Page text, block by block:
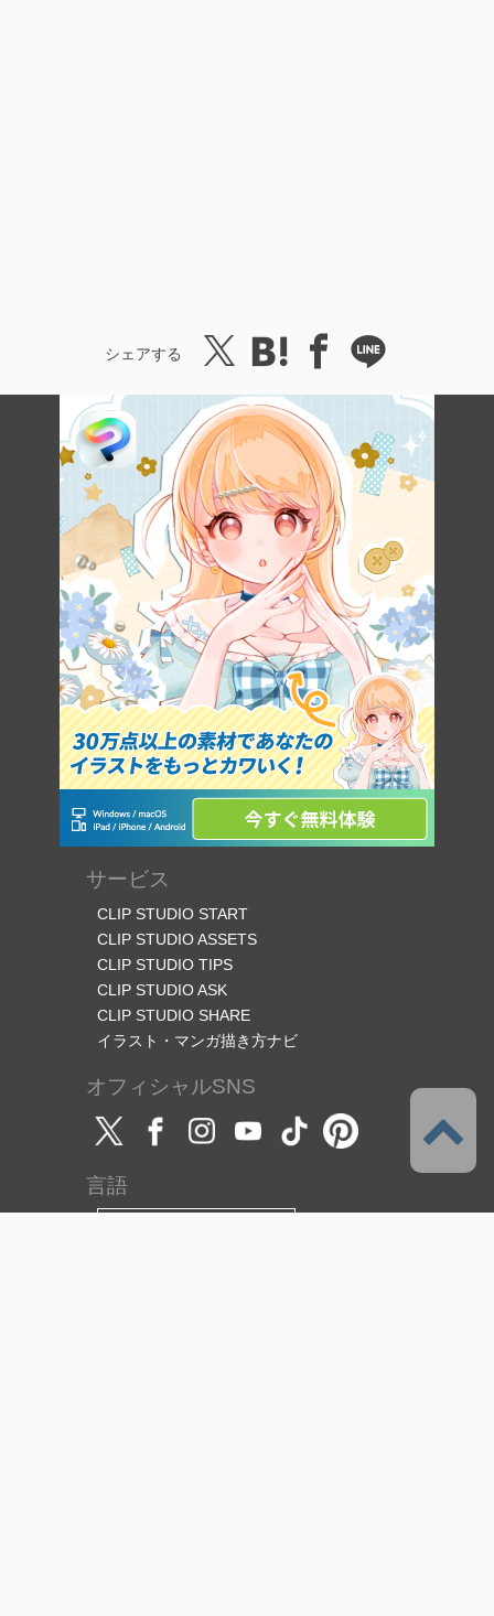
シェアする
サービス
CLIP STUDIO START
CLIP STUDIO ASSETS
CLIP STUDIO TIPS
CLIP STUDIO ASK
CLIP STUDIO SHARE
イラスト・マンガ描き方ナビ
オフィシャルSNS
言語